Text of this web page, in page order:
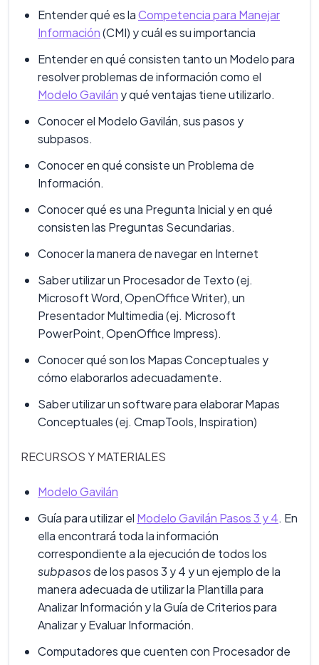
Entender qué es laCompetencia para Manejar
Información(CMI) y cuál es su importancia
Entender en qué consisten tanto un Modelo para
resolver problemas de información como el
Modelo Gavilán y qué ventajas tiene utilizarlo.
Conocer el Modelo Gavilán, sus pasos y
subpasos.
Conocer en qué consiste un Problema de
Información.
Conocer qué es una Pregunta Inicial y en qué
consisten las Preguntas Secundarias.
Conocer la manera de navegar en Internet
Saber utilizar un Procesador de Texto (ej.
Microsoft Word, OpenOffice Writer), un
Presentador Multimedia (ej. Microsoft
PowerPoint, OpenOffice Impress).
Conocer qué son los Mapas Conceptuales y
cómo elaborarlos adecuadamente.
Saber utilizar un software para elaborar Mapas
Conceptuales (ej. CmapTools, Inspiration)
RECURSOS Y MATERIALES
Modelo Gavilán
Guía para utilizar el Modelo Gavilán Pasos 3 y 4. En
ella encontrará toda la información
correspondiente a la ejecución de todos los
subpasosde los pasos 3 y 4 y un ejemplo de la
manera adecuada de utilizar la Plantilla para
Analizar Información y la Guía de Criterios para
Analizar y Evaluar Información.
Computadores que cuenten con Procesador de